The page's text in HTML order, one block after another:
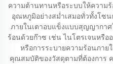
ความต้านทานหรือระบบให้ความ
อุณหภูมิอย่างสม่ำเสมอทั่วทั้งโซ
ภายในเตาอบแข็งแบบสุญญากา
ร้อนด้วยก๊าซ เช่น ไนโตรเจนหรื
หรือการระบายความร้อนภาย
คุณสมบัติของวัสดุตามที่ต้องการ